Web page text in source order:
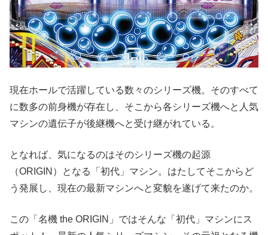
現在ホールで活躍している数々のシリーズ機。そのすべて
に数多の前身機が存在し、そこから各シリーズ機へと人気
マシンの遺伝子が後継機へと受け継がれている。
となれば、気になるのはそのシリーズ機の起源
（ORIGIN）となる「初代」マシン。はたしてそこからど
う発展し、現在の最新マシンへと変貌を遂げて来たのか。
この「名機 the ORIGIN」ではそんな「初代」マシンにス